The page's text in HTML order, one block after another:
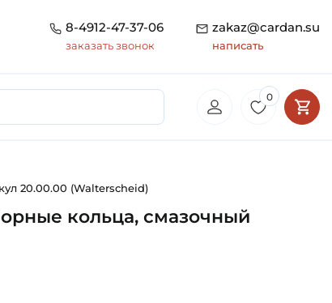
8-4912-47-37-06
заказать звонок
zakaz@cardan.su
написать
0
20.00.00 (Walterscheid)
кольца, смазочный